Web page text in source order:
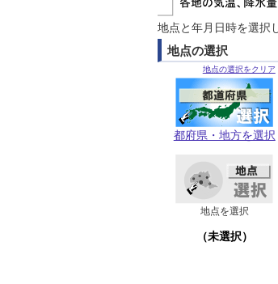
地点と年月日時を選択
地点の選択
地点の選択をクリア
都府県・地方を選択
地点を選択
（未選択）